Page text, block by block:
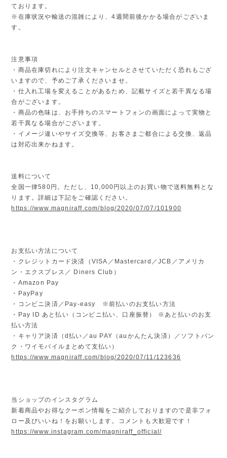
ております。
※在庫状況や輸送の混雑により、4週間前後かかる場合がございま
す。
注意事項
・商品在庫切れにより注文キャンセルとさせていただく恐れもござ
いますので、予めご了承くださいませ。
・仕入れ工場を変えることがあるため、記載サイズと若干異なる場
合がございます。
・商品の色味は、お手持ちのスマートフォンの画面によって実物と
若干異なる場合がございます。
・イメージ違いやサイズ交換等、お客さまご都合による交換、返品
は対応出来かねます。
送料について
全国一律580円。ただし、10,000円以上のお買い物で送料無料とな
ります。詳細は下記をご確認ください。
https://www.magniraff.com/blog/2020/07/07/101900
お支払い方法について
・クレジットカード決済（VISA／Mastercard／JCB／アメリカ
ン・エクスプレス／ Diners Club）
・Amazon Pay
・PayPay
・コンビニ決済／Pay-easy ※前払いのお支払い方法
・Pay ID あと払い（コンビニ払い、口座振替） ※あと払いのお支
払い方法
・キャリア決済（d払い／au PAY（auかんたん決済）／ソフトバン
ク・ワイモバイルまとめて支払い）
https://www.magniraff.com/blog/2020/07/11/123636
当ショップのインスタグラム
新着商品やお得なクーポン情報をご紹介しておりますので是非フォ
ロー及びいいね！をお願いします。コメントも大歓迎です！
https://www.instagram.com/magniraff_official/